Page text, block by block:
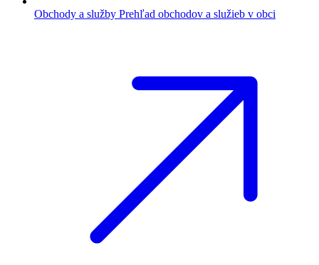
Obchody a služby Prehľad obchodov a služieb v obci